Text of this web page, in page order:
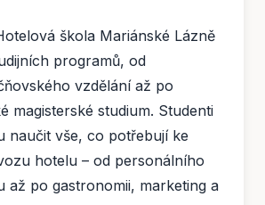
škola Mariánské Lázně
programů, od
vzdělání až po
magisterské studium. Studenti
naučit vše, co potřebují ke
hotelu – od personálního
až po gastronomii, marketing a